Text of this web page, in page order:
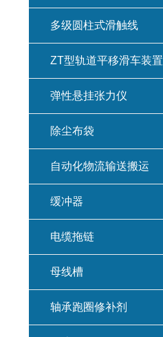
多级圆柱式滑触线
ZT型轨道平移滑车装置
弹性悬挂张力仪
除尘布袋
自动化物流输送搬运
缓冲器
电缆拖链
母线槽
轴承跑圈修补剂